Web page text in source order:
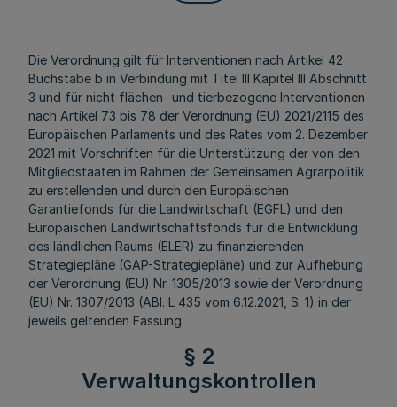
Die Verordnung gilt für Interventionen nach Artikel 42
Buchstabe b in Verbindung mit Titel III Kapitel III Abschnitt
3 und für nicht flächen- und tierbezogene Interventionen
nach Artikel 73 bis 78 der Verordnung (EU) 2021/2115 des
Europäischen Parlaments und des Rates vom 2. Dezember
2021 mit Vorschriften für die Unterstützung der von den
Mitgliedstaaten im Rahmen der Gemeinsamen Agrarpolitik
zu erstellenden und durch den Europäischen
Garantiefonds für die Landwirtschaft (EGFL) und den
Europäischen Landwirtschaftsfonds für die Entwicklung
des ländlichen Raums (ELER) zu finanzierenden
Strategiepläne (GAP-Strategiepläne) und zur Aufhebung
der Verordnung (EU) Nr. 1305/2013 sowie der Verordnung
(EU) Nr. 1307/2013 (ABl. L 435 vom 6.12.2021, S. 1) in der
jeweils geltenden Fassung.
§ 2
Verwaltungskontrollen